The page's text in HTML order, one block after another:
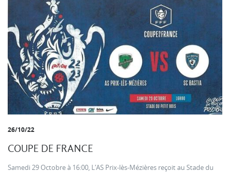
26/10/22
COUPE DE FRANCE
Samedi 29 Octobre à 16:00, L’AS Prix-lès-Mézières reçoit au Stade du